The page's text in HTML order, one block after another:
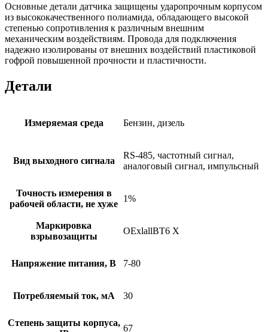
Основные детали датчика защищены ударопрочным корпусом
из высококачественного полиамида, обладающего высокой
степенью сопротивления к различным внешним
механическим воздействиям. Провода для подключения
надежно изолированы от внешних воздействий пластиковой
гофрой повышенной прочности и пластичности.
Детали
Измеряемая среда Бензин, дизель
Вид выходного сигнала
RS-485, частотный сигнал,
аналоговый сигнал, импульсный
Точность измерения в
рабочей области, не хуже
1%
Маркировка
взрывозащиты
OExlallBT6 X
Напряжение питания, В 7-80
Потребляемый ток, мА 30
Степень защиты корпуса,
67